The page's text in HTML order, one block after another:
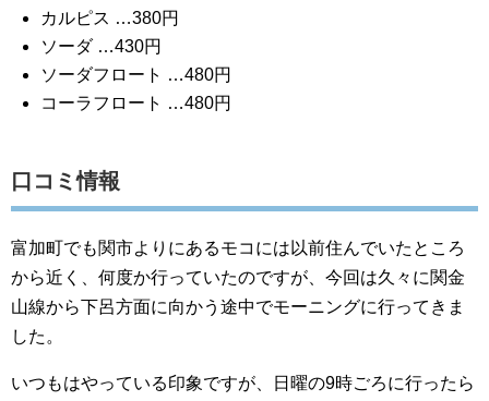
カルピス …380円
ソーダ …430円
ソーダフロート …480円
コーラフロート …480円
口コミ情報
富加町でも関市よりにあるモコには以前住んでいたところ
から近く、何度か行っていたのですが、今回は久々に関金
山線から下呂方面に向かう途中でモーニングに行ってきま
した。
いつもはやっている印象ですが、日曜の9時ごろに行ったら